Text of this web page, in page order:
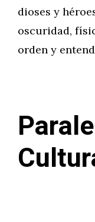
dioses y
oscuridad,
orden y